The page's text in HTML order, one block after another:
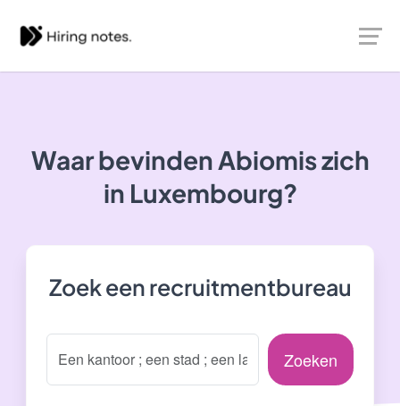
Waar bevinden Abiomis zich
in Luxembourg?
Zoek een recruitmentbureau
Zoeken